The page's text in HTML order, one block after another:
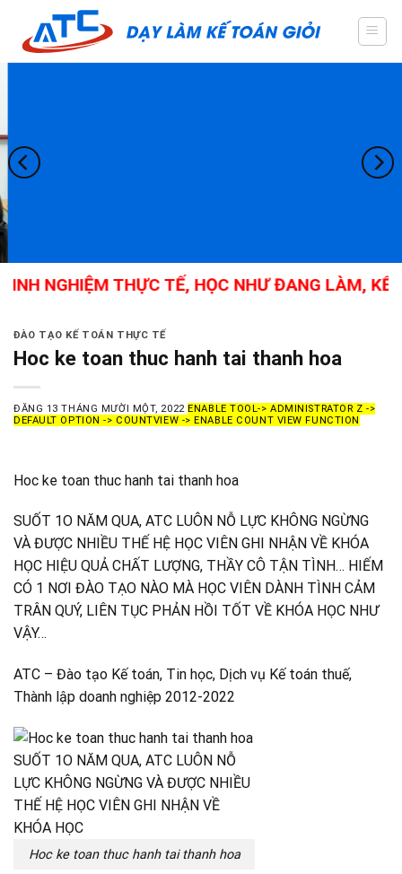
content
THỰC TẾ, HỌC NHƯ ĐANG LÀM, KẾ
ĐÀO TẠO KẾ TOÁN THỰC TẾ
Hoc ke toan thuc hanh tai thanh hoa
ĐĂNG 13 THÁNG MƯỜI MỘT, 2022 ENABLE TOOL-> ADMINISTRATOR Z ->
DEFAULT OPTION -> COUNTVIEW -> ENABLE COUNT VIEW FUNCTION
Hoc ke toan thuc hanh tai thanh hoa
SUỐT 1O NĂM QUA, ATC LUÔN NỖ LỰC KHÔNG NGỪNG
VÀ ĐƯỢC NHIỀU THẾ HỆ HỌC VIÊN GHI NHẬN VỀ KHÓA
HỌC HIỆU QUẢ CHẤT LƯỢNG, THẦY CÔ TẬN TÌNH… HIẾM
CÓ 1 NƠI ĐÀO TẠO NÀO MÀ HỌC VIÊN DÀNH TÌNH CẢM
TRÂN QUÝ, LIÊN TỤC PHẢN HỒI TỐT VỀ KHÓA HỌC NHƯ
VẬY…
ATC – Đào tạo Kế toán, Tin học, Dịch vụ Kế toán thuế,
Thành lập doanh nghiệp 2012-2022
Hoc ke toan thuc hanh tai thanh hoa